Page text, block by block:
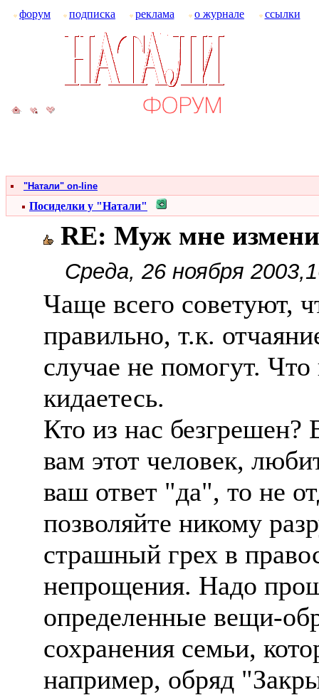
форум подписка реклама о журнале ссылки
"Натали" on-line
Посиделки у "Натали"
RE: Муж мне
Среда, 26 ноября
Чаще всего советуют,
правильно, т.к.
случае не помогут.
кидаетесь.
Кто из нас
вам этот человек,
ваш ответ "да", то не
позволяйте никому
страшный грех в
непрощения. Надо
определенные вещи-
сохранения семьи,
например, обряд